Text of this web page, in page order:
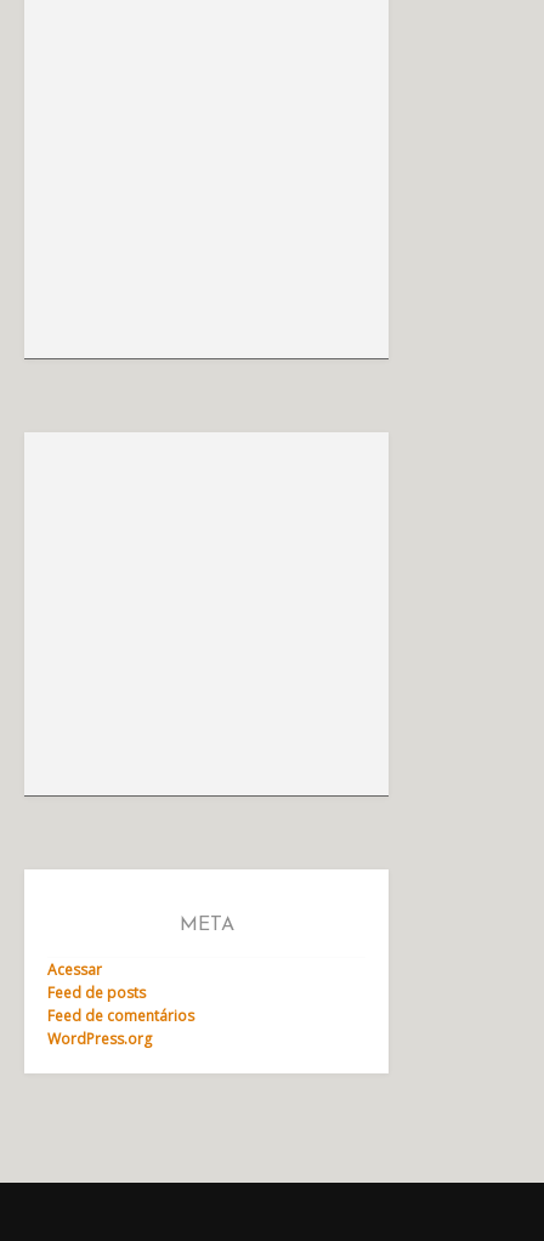
META
Acessar
Feed de posts
Feed de comentários
WordPress.org